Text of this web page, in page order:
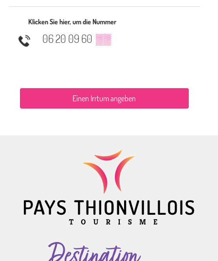
Klicken Sie hier, um die Nummer
06 20 09 60 ▒▒
Einen Irrtum angeben